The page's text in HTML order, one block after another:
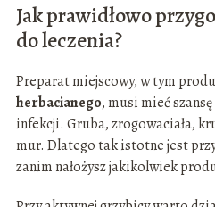
Jak prawidłowo
do leczenia?
Preparat miejscowy, w tym
herbacianego, musi mieć
infekcji. Gruba, zrogowaciała,
mur. Dlatego tak istotne jest
zanim nałożysz jakikolwiek